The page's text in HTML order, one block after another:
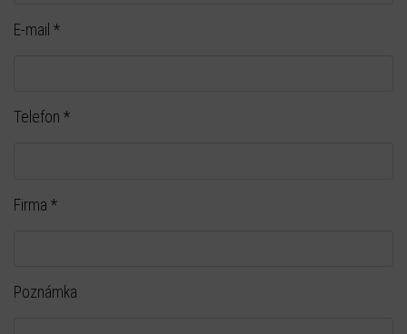
E-mail *
Telefon *
Firma *
Poznámka